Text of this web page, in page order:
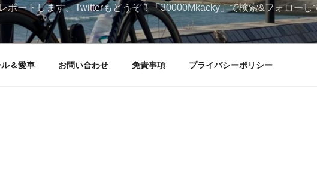
ポートします。Twitterもどうぞ！「30000Mkacky」で検索&フォローし
＆愛車 お問い合わせ 免責事項 プライバシーポリシー